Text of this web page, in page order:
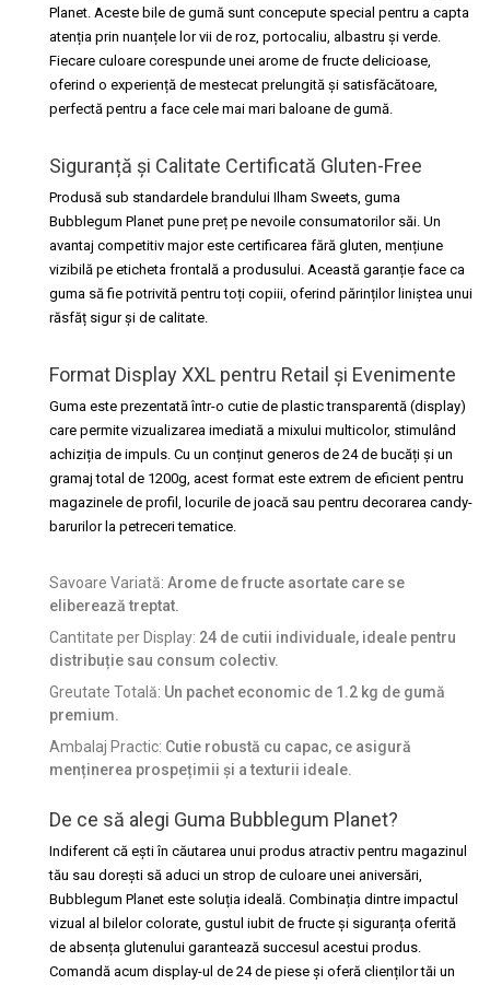
Planet . Aceste bile de gumă sunt concepute special pentru a capta
atenția prin nuanțele lor vii de roz, portocaliu, albastru și verde.
Fiecare culoare corespunde unei arome de fructe delicioase,
oferind o experiență de mestecat prelungită și satisfăcătoare,
perfectă pentru a face cele mai mari baloane de gumă.
Siguranță și Calitate Certificată Gluten-Free
Produsă sub standardele brandului Ilham Sweets, guma
Bubblegum Planet pune preț pe nevoile consumatorilor săi. Un
avantaj competitiv major este certificarea fără gluten , mențiune
vizibilă pe eticheta frontală a produsului. Această garanție face ca
guma să fie potrivită pentru toți copiii, oferind părinților liniștea unui
răsfăț sigur și de calitate.
Format Display XXL pentru Retail și Evenimente
Guma este prezentată într-o cutie de plastic transparentă (display)
care permite vizualizarea imediată a mixului multicolor, stimulând
achiziția de impuls. Cu un conținut generos de 24 de bucăți și un
gramaj total de 1200g, acest format este extrem de eficient pentru
magazinele de profil, locurile de joacă sau pentru decorarea candy-
barurilor la petreceri tematice.
Savoare Variată: Arome de fructe asortate care se
eliberează treptat.
Cantitate per Display: 24 de cutii individuale, ideale pentru
distribuție sau consum colectiv.
Greutate Totală: Un pachet economic de 1.2 kg de gumă
premium.
Ambalaj Practic: Cutie robustă cu capac, ce asigură
menținerea prospețimii și a texturii ideale.
De ce să alegi Guma Bubblegum Planet?
Indiferent că ești în căutarea unui produs atractiv pentru magazinul
tău sau dorești să aduci un strop de culoare unei aniversări,
Bubblegum Planet este soluția ideală. Combinația dintre impactul
vizual al bilelor colorate, gustul iubit de fructe și siguranța oferită
de absența glutenului garantează succesul acestui produs.
Comandă acum display-ul de 24 de piese și oferă clienților tăi un